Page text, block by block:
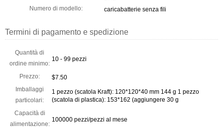
Numero di modello:
caricabatterie senza fili
Termini di pagamento e spedizione
Quantità di
ordine minimo:
10 - 99 pezzi
Prezzo:
$7.50
Imballaggi
particolari:
1 pezzo (scatola Kraft): 120*120*40 mm 144 g 1 pezzo
(scatola di plastica): 153*162 (aggiungere 30 g
Capacità di
alimentazione:
100000 pezzi/pezzi al mese